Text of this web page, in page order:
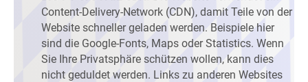
Content-Delivery-Network (CDN), damit Teile von der
Website schneller geladen werden. Beispiele hier
sind die Google-Fonts, Maps oder Statistics. Wenn
Sie Ihre Privatsphäre schützen wollen, kann dies
nicht geduldet werden. Links zu anderen Websites